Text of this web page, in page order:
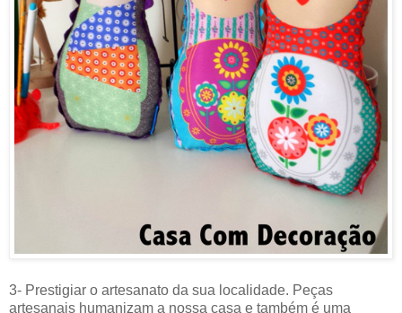
3- Prestigiar o artesanato da sua localidade. Peças
artesanais humanizam a nossa casa e também é uma